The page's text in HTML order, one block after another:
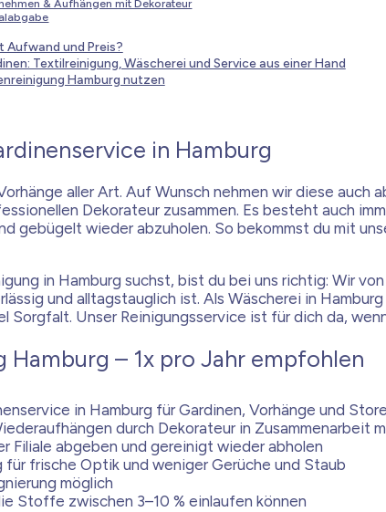
& Aufhängen mit Dekorateur
Aufwand und Preis?
Textilreinigung, Wäscherei und Service aus einer Hand
Hamburg nutzen
in Hamburg
aller Art. Auf Wunsch nehmen wir diese
Dekorateur zusammen. Es besteht auch
gebügelt wieder abzuholen. So bekommst du mit
in Hamburg suchst, bist du bei uns richtig: Wir
und alltagstauglich ist. Als Wäscherei in
Unser Reinigungsservice ist für dich da,
Hamburg – 1x pro Jahr empfohlen
in Hamburg für Gardinen, Vorhänge und
durch Dekorateur in Zusammenarbeit
Filiale abgeben und gereinigt wieder abholen
für frische Optik und weniger Gerüche und Staub
möglich
Stoffe zwischen 3–10 % einlaufen können